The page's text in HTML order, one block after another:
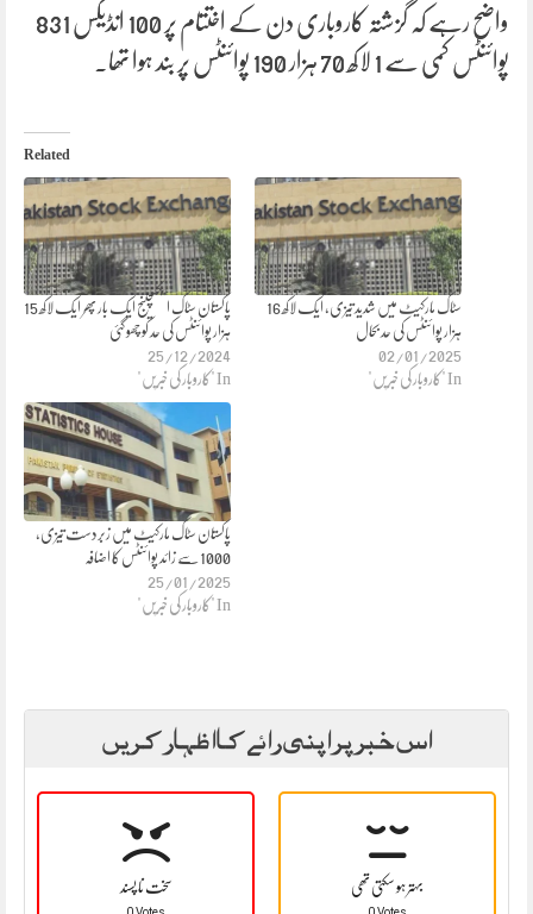
واضح رہے کہ گزشتہ کاروباری دن کے اختتام پر 100 انڈیکس 831
پوائنٹس کمی سے 1 لاکھ 70 ہزار 190 پوائنٹس پر بند ہوا تھا۔
Related
پاکستان سٹاک ایکسچینج ایک بار پھر ایک لاکھ 15
ہزار پوائنٹس کی حد کو چھو گئی
25/12/2024
In "کاروبار کی خبریں"
سٹاک مارکیٹ میں شدید تیزی، ایک لاکھ 16
ہزار پوائنٹس کی حد بحال
02/01/2025
In "کاروبار کی خبریں"
پاکستان سٹاک مارکیٹ میں زبردست تیزی،
1000 سے زائد پوائنٹس کا اضافہ
25/01/2025
In "کاروبار کی خبریں"
اس خبر پر اپنی رائے کا اظہار کریں
سخت نا پسند بہتر ہو سکتی تھی